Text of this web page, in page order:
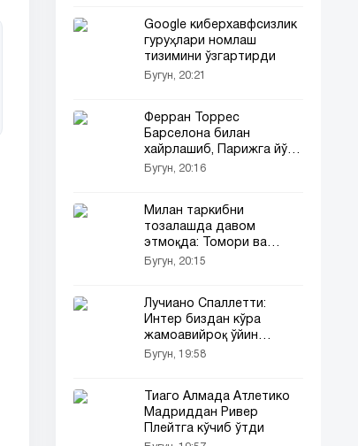
Google киберхавфсизлик
гуруҳлари номлаш
тизимини ўзгартирди
Бугун, 20:21
Ферран Торрес
Барселона билан
хайрлашиб, Парижга йўл
олишни хоҳламоқда
Бугун, 20:16
Милан таркибни
тозалашда давом
этмоқда: Томори ва
Фофана сотувга қўйилди
Бугун, 20:15
Лучиано Спаллетти:
Интер биздан кўра
жамоавийроқ ўйин
кўрсатди
Бугун, 19:58
Тиаго Алмада Атлетико
Мадриддан Ривер
Плейтга кўчиб ўтди